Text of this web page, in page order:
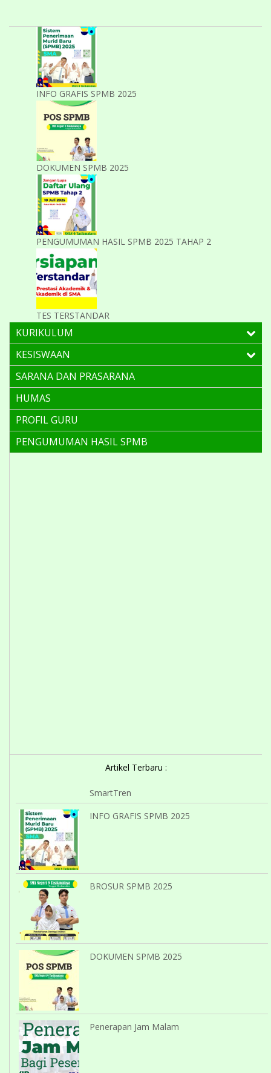
INFO GRAFIS SPMB 2025
DOKUMEN SPMB 2025
PENGUMUMAN HASIL SPMB 2025 TAHAP 2
TES TERSTANDAR
KURIKULUM
KESISWAAN
SARANA DAN PRASARANA
HUMAS
PROFIL GURU
PENGUMUMAN HASIL SPMB
Artikel Terbaru :
SmartTren
INFO GRAFIS SPMB 2025
BROSUR SPMB 2025
DOKUMEN SPMB 2025
Penerapan Jam Malam